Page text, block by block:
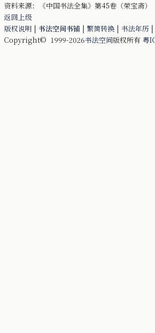
资料来源：《中国书法全集》第45卷（荣宝斋）
返回上级
版权说明 | 书法空间书铺 | 繁简转换 | 书法年历 |
Copyright© 1999-2026书法空间版权所有 粤